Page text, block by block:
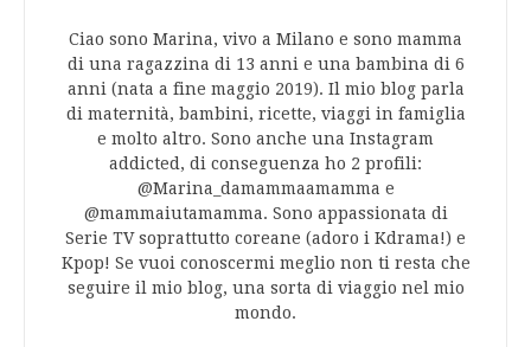
Ciao sono Marina, vivo a Milano e sono mamma
di una ragazzina di 13 anni e una bambina di 6
anni (nata a fine maggio 2019). Il mio blog parla
di maternità, bambini, ricette, viaggi in famiglia
e molto altro. Sono anche una Instagram
addicted, di conseguenza ho 2 profili:
@Marina_damammaamamma e
@mammaiutamamma. Sono appassionata di
Serie TV soprattutto coreane (adoro i Kdrama!) e
Kpop! Se vuoi conoscermi meglio non ti resta che
seguire il mio blog, una sorta di viaggio nel mio
mondo.